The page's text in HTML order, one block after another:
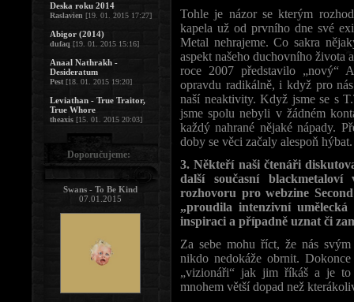
Tohle je názor se kterým
kapela už od prvního dne své
Metal nehrajeme. Co sakra
aspekt našeho duchovního života
roce 2007 představilo „nový“
opravdu radikálně, i když pro
naší neaktivity. Když jsme se s
jsme spolu nebyli v žádném
každý nahrané nějaké nápady.
doby se věci začaly alespoň hýbat.
3. Někteří naši čtenáři
další současní
rozhovoru pro webzine
„proudila intenzivní
inspiraci a případně uznat či
Za sebe mohu říct, že nás
nikdo nedokáže obrnit.
„vizionáři“ jak jim říkáš a je to
mnohem větší dopad než
Deska roku 2014
Raslavien [19. 01. 2015 17:27]
Abigor (2014)
dufaq [19. 01. 2015 15:16]
Anaal Nathrakh -
Desideratum
Pest [18. 01. 2015 19:20]
Leviathan - True Traitor,
True Whore
theaxis [15. 01. 2015 20:03]
Doporučujeme:
Swans - To Be Kind
07.01.2015